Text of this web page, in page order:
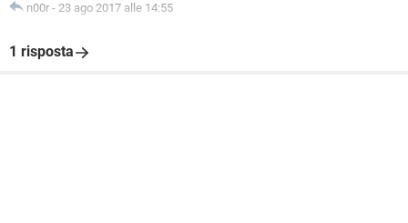
n00r - 23 ago 2017 alle 14:55
1 risposta